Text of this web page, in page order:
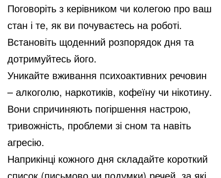
Поговоріть з керівником чи колегою про ваш
стан і те, як ви почуваєтесь на роботі.
Встановіть щоденний розпорядок дня та
дотримуйтесь його.
Уникайте вживання психоактивних речовин
– алкоголю, наркотиків, кофеїну чи нікотину.
Вони спричиняють погіршення настрою,
тривожність, проблеми зі сном та навіть
агресію.
Наприкінці кожного дня складайте короткий
список (письмово чи подумки) речей, за які